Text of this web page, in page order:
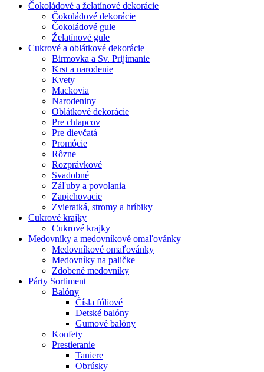
Čokoládové a želatínové dekorácie
Čokoládové dekorácie
Čokoládové gule
Želatínové gule
Cukrové a oblátkové dekorácie
Birmovka a Sv. Prijímanie
Krst a narodenie
Kvety
Mackovia
Narodeniny
Oblátkové dekorácie
Pre chlapcov
Pre dievčatá
Promócie
Rôzne
Rozprávkové
Svadobné
Záľuby a povolania
Zapichovacie
Zvieratká, stromy a hríbiky
Cukrové krajky
Cukrové krajky
Medovníky a medovníkové omaľovánky
Medovníkové omaľovánky
Medovníky na paličke
Zdobené medovníky
Párty Sortiment
Balóny
Čísla fóliové
Detské balóny
Gumové balóny
Konfety
Prestieranie
Taniere
Obrúsky